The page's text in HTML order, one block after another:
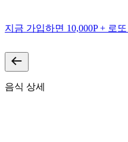
지금 가입하면 10,000P + 로
음식 상세